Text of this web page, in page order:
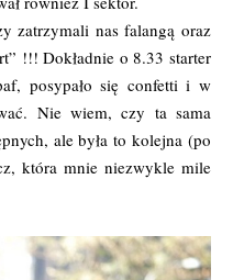
zatrzymali nas falangą oraz
!!! Dokładnie o 8.33 starter
posypało się confetti i w
Nie wiem, czy ta sama
ale była to kolejna (po
która mnie niezwykle mile